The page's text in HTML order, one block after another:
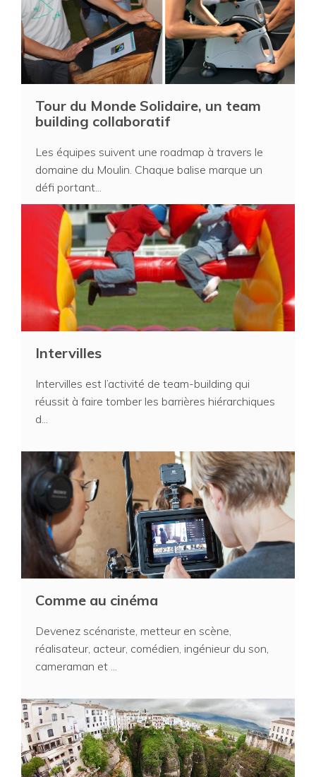
Tour du Monde Solidaire, un team
building collaboratif
Les équipes suivent une roadmap à travers le
domaine du Moulin. Chaque balise marque un
défi portant...
Intervilles
Intervilles est l’activité de team-building qui
réussit à faire tomber les barrières hiérarchiques
d...
Comme au cinéma
Devenez scénariste, metteur en scène,
réalisateur, acteur, comédien, ingénieur du son,
cameraman et ...